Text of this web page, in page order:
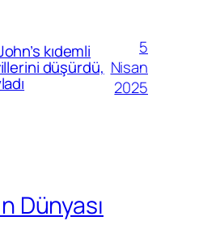
kıdemli
düşürdü,
5
Nisan
2025
Dünyası